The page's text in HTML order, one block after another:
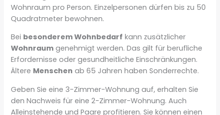
Wohnraum pro Person. Einzelpersonen dürfen bis zu 50
Quadratmeter bewohnen.
Bei besonderem Wohnbedarf kann zusätzlicher
Wohnraum genehmigt werden. Das gilt für berufliche
Erfordernisse oder gesundheitliche Einschränkungen.
Ältere Menschen ab 65 Jahren haben Sonderrechte.
Geben Sie eine 3-Zimmer-Wohnung auf, erhalten Sie
den Nachweis für eine 2-Zimmer-Wohnung. Auch
Alleinstehende und Paare profitieren. Sie können einen